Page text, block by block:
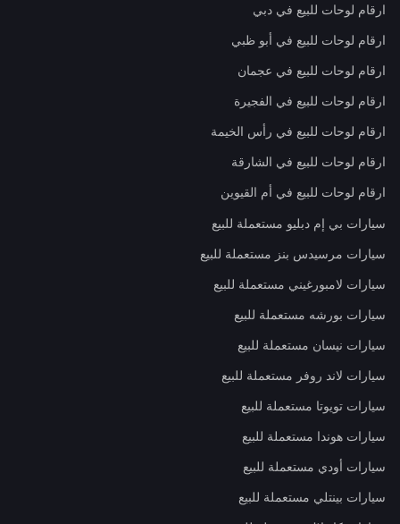
ارقام لوحات للبيع في دبي
ارقام لوحات للبيع في أبو ظبي
ارقام لوحات للبيع في عجمان
ارقام لوحات للبيع في الفجيرة
ارقام لوحات للبيع في رأس الخيمة
ارقام لوحات للبيع في الشارقة
ارقام لوحات للبيع في أم القيوين
سيارات بي إم دبليو مستعملة للبيع
سيارات مرسيدس بنز مستعملة للبيع
سيارات لامبورغيني مستعملة للبيع
سيارات بورشه مستعملة للبيع
سيارات نيسان مستعملة للبيع
سيارات لاند روفر مستعملة للبيع
سيارات تويوتا مستعملة للبيع
سيارات هوندا مستعملة للبيع
سيارات أودي مستعملة للبيع
سيارات بينتلي مستعملة للبيع